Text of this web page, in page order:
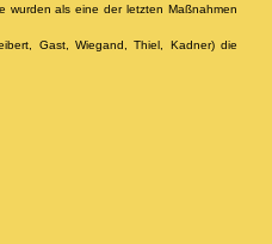
wurden als eine der letzten Maßnahmen
Gast, Wiegand, Thiel, Kadner) die